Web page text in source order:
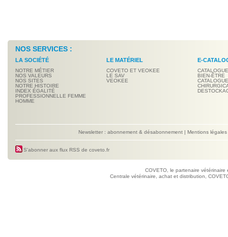
NOS SERVICES :
LA SOCIÉTÉ
NOTRE MÉTIER
NOS VALEURS
NOS SITES
NOTRE HISTOIRE
INDEX ÉGALITÉ
PROFESSIONNELLE FEMME
HOMME
LE MATÉRIEL
COVETO ET VEOKEE
LE SAV
VEOKEE
E-
BIEN-ÊTRE
Newsletter : abonnement & désabonnement | Mentions légales
S'abonner aux flux RSS de coveto.fr
COVETO, le partenaire
Centrale vétérinaire, achat et distribution,